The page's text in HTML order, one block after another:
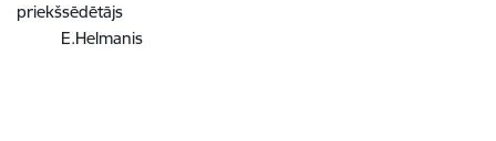
priekšsēdētājs
E.Helmanis